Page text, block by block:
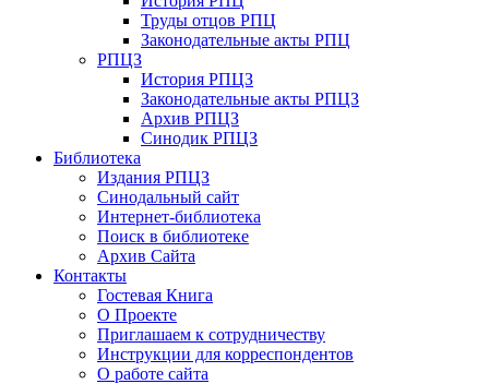
Труды отцов РПЦ
Законодательные акты РПЦ
РПЦЗ
История РПЦЗ
Законодательные акты РПЦЗ
Архив РПЦЗ
Синодик РПЦЗ
Библиотека
Издания РПЦЗ
Синодальный сайт
Интернет-библиотека
Поиск в библиотеке
Архив Сайта
Контакты
Гостевая Книга
О Проекте
Приглашаем к сотрудничеству
Инструкции для корреспондентов
О работе сайта